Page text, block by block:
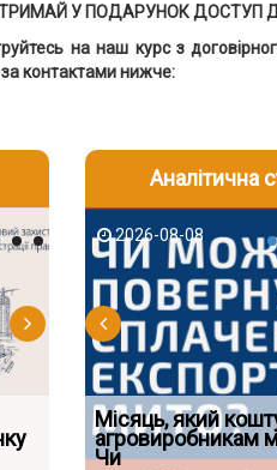
У ПОДАРУНОК ДОСТУП ДО
на наш курс з
за контактами нижче:
2026-08-06
Якщо суд встановив
відшкодування
наявніс
Аналітична
2026-08-08
Місяць, який
агровиробникам
Чи
2026-08-05
Чи потрібна
2026 році: